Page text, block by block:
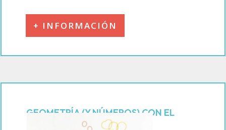
+ INFORMACIÓN
GEOMETRÍA (Y NÚMEROS) CON EL